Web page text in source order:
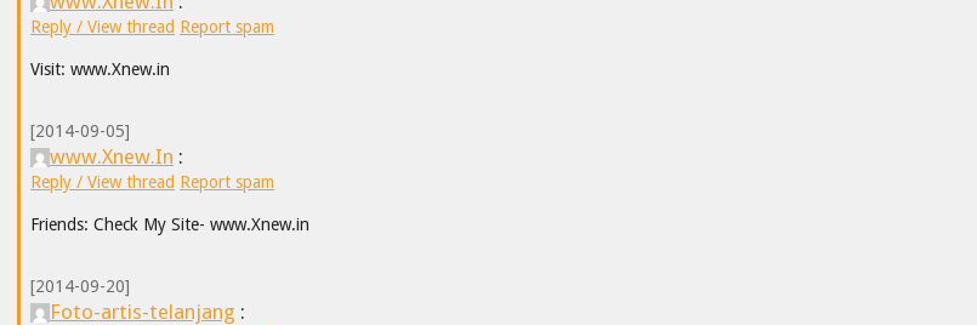
Reply / View thread Report spam
Visit: www.Xnew.in
[2014-09-05]
www.Xnew.In :
Reply / View thread Report spam
Friends: Check My Site- www.Xnew.in
[2014-09-20]
Foto-artis-telanjang :